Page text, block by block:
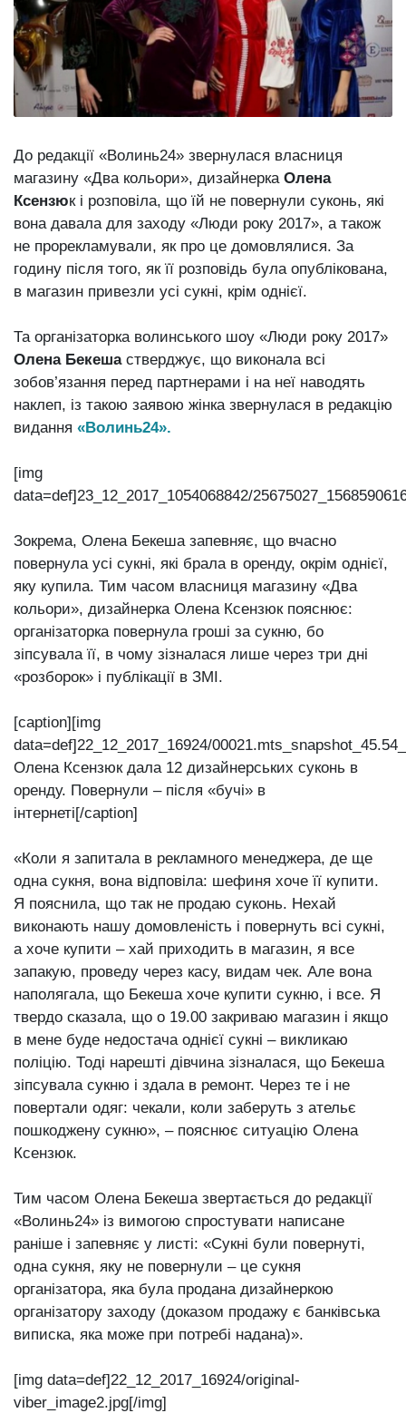
XIX
Спартакіада
VolWe...
29 Липня 2026
555 переглядів
Всі розділи
Лайф
Афіша
Контакти
Політика конфіденційності
До редакції «Волинь24» звернулася власниця
магазину «Два кольори», дизайнерка Олена
Ксензюк і розповіла, що їй не повернули суконь, які
вона давала для заходу «Люди року 2017», а також
не прорекламували, як про це домовлялися. За
годину після того, як її розповідь була опублікована,
в магазин привезли усі сукні, крім однієї.
Та організаторка волинського шоу «Люди року 2017»
Олена Бекешастверджує, що виконала всі
зобов’язання перед партнерами і на неї наводять
наклеп, із такою заявою жінка звернулася в редакцію
видання «Волинь24».
[img
data=def]23_12_2017_1054068842/
Зокрема, Олена Бекеша запевняє, що вчасно
повернула усі сукні, які брала в оренду, окрім однієї,
яку купила. Тим часом власниця магазину «Два
кольори», дизайнерка Олена Ксензюк пояснює:
організаторка повернула гроші за сукню, бо
зіпсувала її, в чому зізналася лише через три дні
«розборок» і публікації в ЗМІ.
[caption][img
data=def]22_12_2017_16924/
Олена Ксензюк дала 12 дизайнерських суконь в
оренду. Повернули – після «бучі» в
інтернеті[/caption]
«Коли я запитала в рекламного менеджера, де ще
одна сукня, вона відповіла: шефиня хоче її купити.
Я пояснила, що так не продаю суконь. Нехай
виконають нашу домовленість і повернуть всі сукні,
а хоче купити – хай приходить в магазин, я все
запакую, проведу через касу, видам чек. Але вона
наполягала, що Бекеша хоче купити сукню, і все. Я
твердо сказала, що о 19.00 закриваю магазин і якщо
в мене буде недостача однієї сукні – викликаю
поліцію. Тоді нарешті дівчина зізналася, що Бекеша
зіпсувала сукню і здала в ремонт. Через те і не
повертали одяг: чекали, коли заберуть з ательє
пошкоджену сукню», – пояснює ситуацію Олена
Ксензюк.
Тим часом Олена Бекеша звертається до редакції
«Волинь24» із вимогою спростувати написане
раніше і запевняє у листі: «Сукні були повернуті,
одна сукня, яку не повернули – це сукня
організатора, яка була продана дизайнеркою
організатору заходу (доказом продажу є банківська
виписка, яка може при потребі надана)».
[img data=def]22_12_2017_16924/original-
viber_image2.jpg[/img]